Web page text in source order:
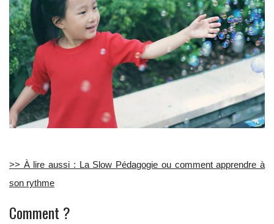
>> À lire aussi : La Slow Pédagogie ou comment apprendre à
son rythme
Comment ?